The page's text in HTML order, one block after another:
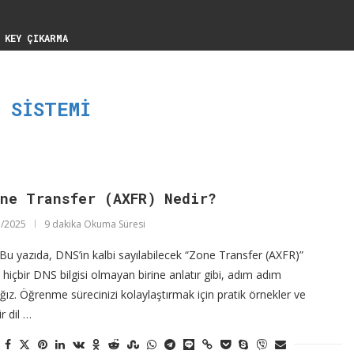
ÇIKARMA
SISTEMI
Transfer (AXFR) Nedir?
9 dakika Okuma Süresi
yazıda, DNS’in kalbi sayılabilecek “Zone Transfer (AXFR)”
hiçbir DNS bilgisi olmayan birine anlatır gibi, adım adım
Öğrenme sürecinizi kolaylaştırmak için pratik örnekler ve
dil …